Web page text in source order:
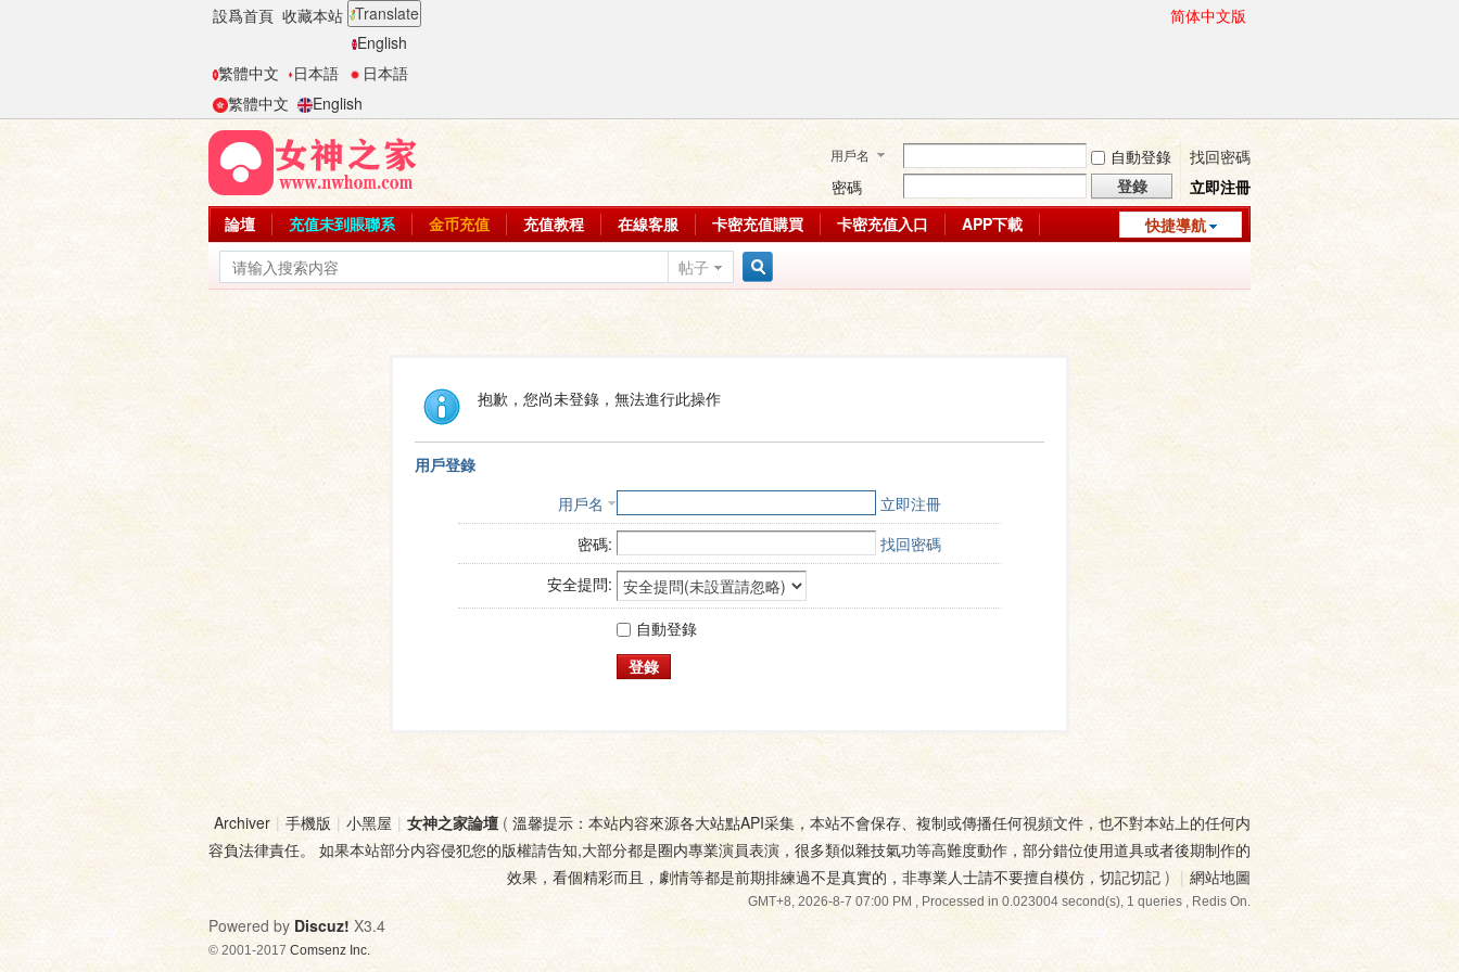
設爲首頁 收藏本站 Translate
English
繁體中文
日本語
日本語
繁體中文
English
简体中文版
用戶名 自動登錄
找回密碼
密碼
登錄
立即注冊
快捷導航
論壇 充值未到賬聯系 金币充值 充值教程 在線客服 卡密充值購買 卡密充值入口
APP下載
帖子
抱歉，您尚未登錄，無法進行此操作
用戶登錄
用戶名
立即注冊
密碼:
找回密碼
安全提問:
自動登錄
登錄
Archiver | 手機版 | 小黑屋 | 女神之家論壇( 溫馨提示：本站内容來源各大站點API采集，本站不會保存、複制或傳播任何視頻文件，也不對本站上的任何内
容負法律責任。 如果本站部分内容侵犯您的版權請告知,大部分都是圈内專業演員表演，很多類似雜技氣功等高難度動作，部分錯位使用道具或者後期制作的
效果，看個精彩而且，劇情等都是前期排練過不是真實的，非專業人士請不要擅自模仿，切記切記 ) | 網站地圖
GMT+8, 2026-8-7 07:00 PM, Processed in 0.023004 second(s), 1 queries , Redis On.
Powered by Discuz! X3.4
© 2001-2017 Comsenz Inc.